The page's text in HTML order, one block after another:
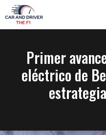
Saltar
al
contenido
Primer
eléctrico de